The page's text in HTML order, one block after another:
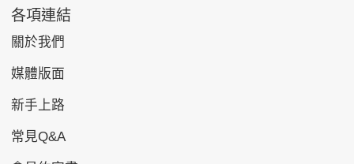
各項連結
關於我們
媒體版面
新手上路
常見Q&A